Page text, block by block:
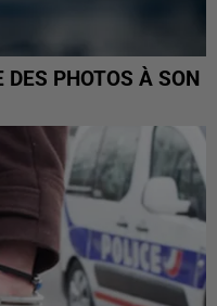
PHOTOS À SON